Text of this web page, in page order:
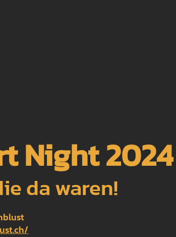
Night 2024
da waren!